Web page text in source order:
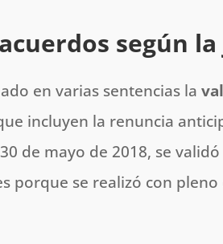
según
en varias sentencias la
incluyen la renuncia
de mayo de 2018, se
porque se realizó con